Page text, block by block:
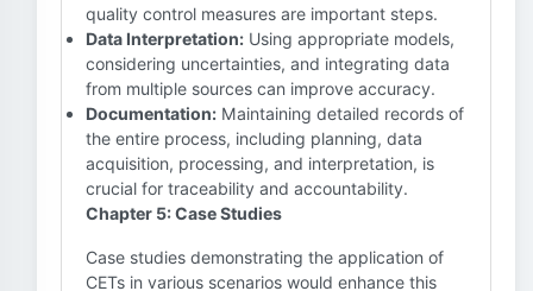
quality control measures are important steps.
Data Interpretation: Using appropriate models,
considering uncertainties, and integrating data
from multiple sources can improve accuracy.
Documentation: Maintaining detailed records of
the entire process, including planning, data
acquisition, processing, and interpretation, is
crucial for traceability and accountability.
Chapter 5: Case Studies
Case studies demonstrating the application of
CETs in various scenarios would enhance this